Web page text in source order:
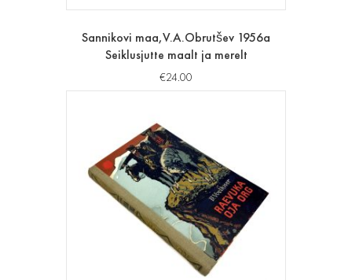
Sannikovi maa,V.A.Obrutšev 1956a
Seiklusjutte maalt ja merelt
€24.00